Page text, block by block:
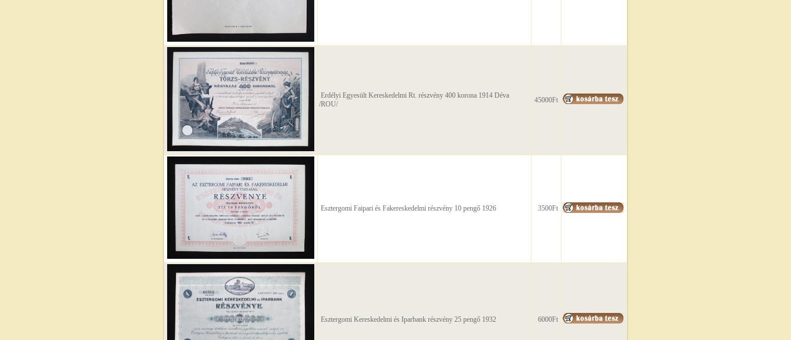
Erdélyi Egyesült Kereskedelmi Rt. részvény 400 korona 1914 Déva
/ROU/
45000Ft
Esztergomi Faipari és Fakereskedelmi részvény 10 pengő 1926 3500Ft
Esztergomi Kereskedelmi és Iparbank részvény 25 pengő 1932 6000Ft